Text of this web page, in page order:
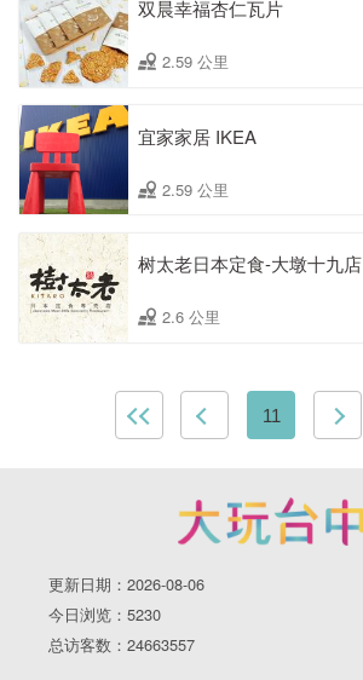
双晨幸福杏仁瓦片
2.59 公里
宜家家居 IKEA
2.59 公里
树太老日本定食-大墩十九店
2.6 公里
11
更新日期：2026-08-06
今日浏览：5230
总访客数：24663557